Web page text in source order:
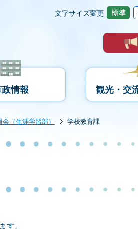
文字サイズ変更
政情報 観光・交
会（生涯学習部） 学校教育課
す。